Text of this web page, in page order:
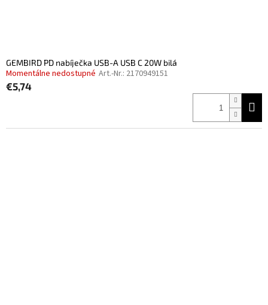
GEMBIRD PD nabíječka USB-A USB C 20W bilá
Momentálne nedostupné Art.-Nr.: 2170949151
€5,74